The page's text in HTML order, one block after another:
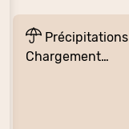
Précipitations
Chargement…